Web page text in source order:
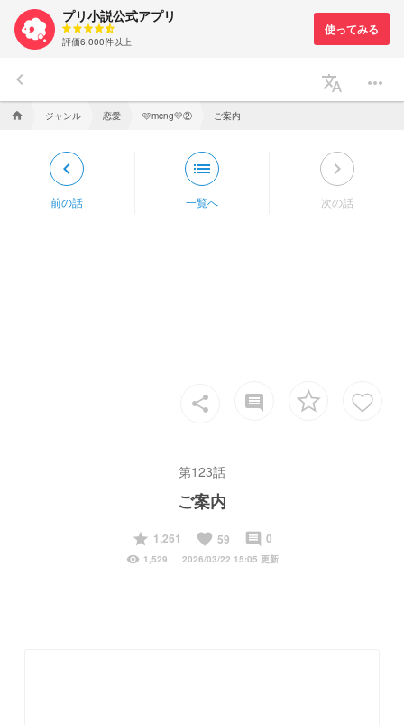
プリ小説公式アプリ
評価6,000件以上
keyboard_arrow_left translate more_horiz
home ジャンル 恋愛 🩷mcng💛② ご案内
keyboard_arrow_left
前の話
list
一覧へ
keyboard_arrow_right
次の話
share insert_comment
第123話
ご案内
start1,261 favorite 59 insert_comment 0
visibility 1,529 2026/03/22 15:05 更新